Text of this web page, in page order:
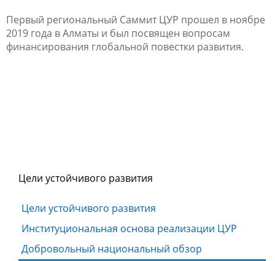
Первый региональный Саммит ЦУР прошел в ноябре
2019 года в Алматы и был посвящен вопросам
финансирования глобальной повестки развития.
Цели устойчивого развития
Цели устойчивого развития
Институциональная основа реализации ЦУР
Добровольный национальный обзор